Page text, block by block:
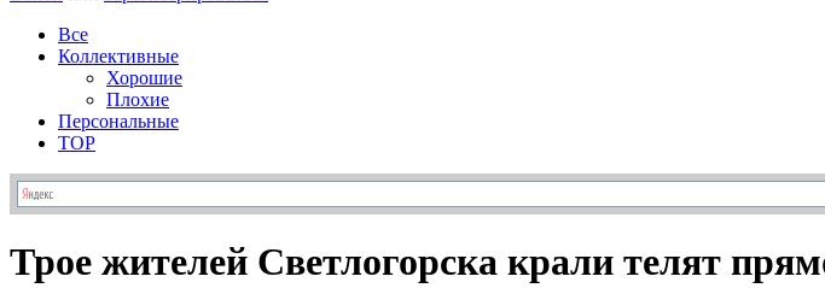
Все
Коллективные
Хорошие
Плохие
Персональные
TOP
Трое жителей Светлогорска крали телят